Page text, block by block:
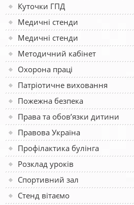
Куточки ГПД
Медичні стенди
Медичні стенди
Методичний кабінет
Охорона праці
Патріотичне виховання
Пожежна безпека
Права та обов’язки дитини
Правова Україна
Профілактика булінга
Розклад уроків
Спортивний зал
Стенд вітаємо